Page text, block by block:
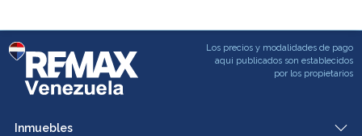
Los precios y modalidades de pago
aqui publicados son establecidos
por los propietarios
Inmuebles